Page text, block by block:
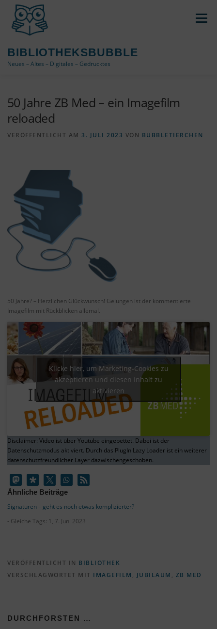
springen
BIBLIOTHEKSBUBBLE
Neues – Altes – Digitales – Gedrucktes
Menü
50 Jahre ZB Med – ein Imagefilm
reloaded
VERÖFFENTLICHT AM 3. JULI 2023 VON BUBBLETIERCHEN
50 Jahre? – Herzlichen Glückwunsch! Gelungen ist der kommentierte
Imagefilm mit Rückblicken allemal.
Klicke hier, um Marketing-Cookies zu
akzeptieren und diesen Inhalt zu
aktivieren
Disclaimer: Video ist über Youtube eingebettet. Dabei ist der
Datenschutzmodus aktiviert. Durch das PlugIn Lazy Loader ist ein weiterer
datenschutzfreundlicher Layer dazwischengeschoben.
Ähnliche Beiträge
Signaturen – geht es noch etwas komplizierter?
- Gleiche Tags: 1, 7. Juni 2023
VERÖFFENTLICHT IN BIBLIOTHEK
VERSCHLAGWORTET MIT IMAGEFILM , JUBILÄUM , ZB MED
DURCHFORSTEN …